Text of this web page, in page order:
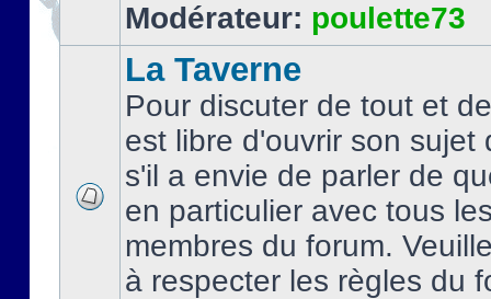
Modérateur: poulette73
La Taverne
Pour discuter de tout et
est libre d'ouvrir son sujet
s'il a envie de parler de
en particulier avec tous
membres du forum.
à respecter les règles du